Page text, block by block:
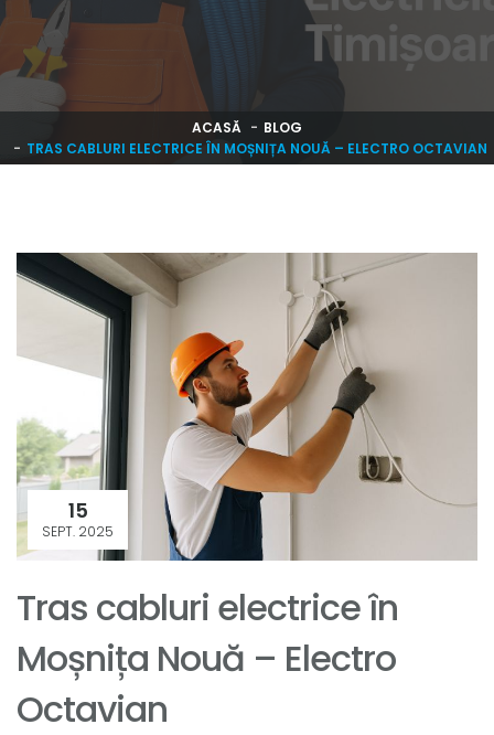
ACASĂ
BLOG
TRAS CABLURI ELECTRICE ÎN MOȘNIȚA NOUĂ – ELECTRO OCTAVIAN
15
SEPT. 2025
Tras cabluri electrice în
Moșnița Nouă – Electro
Octavian